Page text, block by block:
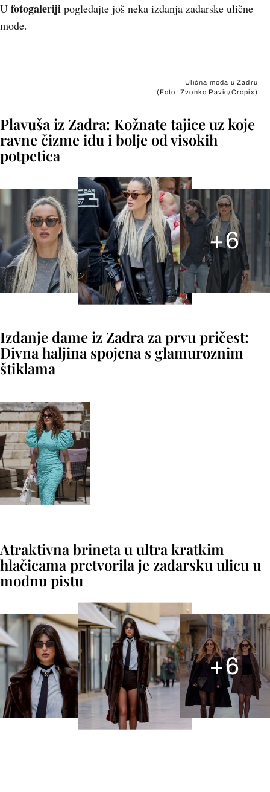
U fotogaleriji pogledajte još neka izdanja zadarske ulične
mode.
Ulična moda u Zadru
(Foto: Zvonko Pavic/Cropix)
Plavuša iz Zadra: Kožnate tajice uz koje
ravne čizme idu i bolje od visokih
potpetica
+6
Izdanje dame iz Zadra za prvu pričest:
Divna haljina spojena s glamuroznim
štiklama
Atraktivna brineta u ultra kratkim
hlačicama pretvorila je zadarsku ulicu u
modnu pistu
+6